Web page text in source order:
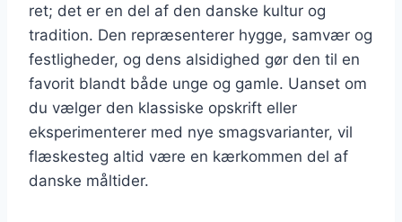
ret; det er en del af den danske kultur og
tradition. Den repræsenterer hygge, samvær og
festligheder, og dens alsidighed gør den til en
favorit blandt både unge og gamle. Uanset om
du vælger den klassiske opskrift eller
eksperimenterer med nye smagsvarianter, vil
flæskesteg altid være en kærkommen del af
danske måltider.